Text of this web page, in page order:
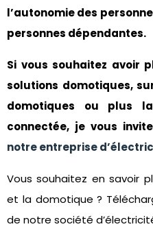
l’autonomie des
personnes dépendantes.
Si vous souhaitez avoir
solutions domotiques,
domotiques ou plus
connectée, je vous
notre entreprise
Vous souhaitez en savoir
et la domotique ?
de notre société